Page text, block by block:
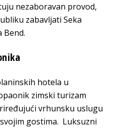
nezaboravan provod,
zabavljati Seka
Bend.
hotela u
zimski turizam
vrhunsku uslugu
gostima. Luksuzni